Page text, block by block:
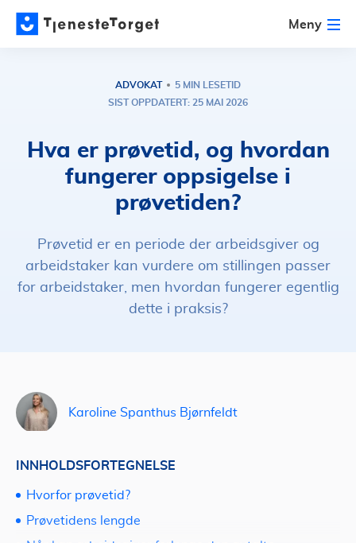
Meny
ADVOKAT
5 MIN LESETID
SIST OPPDATERT: 25 MAI 2026
Hva er prøvetid, og hvordan
fungerer oppsigelse i
prøvetiden?
Prøvetid er en periode der arbeidsgiver og
arbeidstaker kan vurdere om stillingen passer
for arbeidstaker, men hvordan fungerer egentlig
dette i praksis?
Karoline Spanthus Bjørnfeldt
INNHOLDSFORTEGNELSE
Hvorfor prøvetid?
Prøvetidens lengde